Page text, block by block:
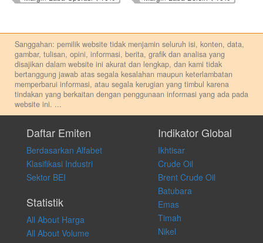
Sanggahan: pemilik website tidak menjamin seluruh isi, konten, data,
gambar, tulisan, opini, informasi, berita, grafik dan analisa yang
disajikan dalam website ini akurat dan lengkap, dan kami tidak
bertanggung jawab atas segala kesalahan maupun keterlambatan
memperbarui informasi, atau segala kerugian yang timbul karena
tindakan yang berkaitan dengan penggunaan informasi yang ada pada
website ini. ...
pribadi. Kami tidak memberi anjuran, saran, rekomendasi untuk
membeli, menjual atau melakukan aktivitas lain yang terkait dengan
transaksi perdagangan apapun, dan kami tidak bertanggung jawab
atas keputusan investasi yang dilakukan dalam kondisi dan situasi
apapun juga, yang diakibatkan secara langsung maupun tidak
langsung atas konten pada website ini.
Daftar Emiten
Berdasarkan Alfabet
Klasifikasi Industri
Sektor BEI
Statistik
All About Harga
All About Volume
Indikator Global
Ikhtisar
Crude Oil
Brent Crude Oil
Batubara
Emas
Timah
Nikel